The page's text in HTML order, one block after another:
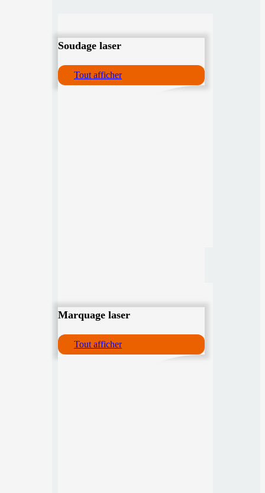
Soudage laser
Tout afficher
Marquage laser
Tout afficher